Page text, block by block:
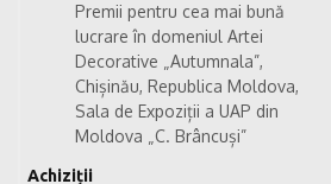
Premii pentru cea mai bună
lucrare în domeniul Artei
Decorative „Autumnala”,
Chișinău, Republica Moldova,
Sala de Expoziții a UAP din
Moldova „C. Brâncuși”
Achiziții